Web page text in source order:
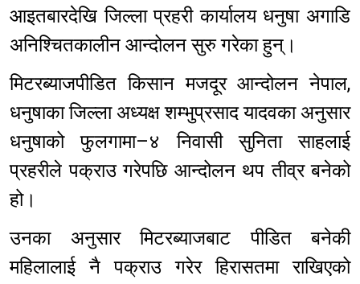
आइतबारदेखि जिल्ला प्रहरी कार्यालय धनुषा अगाडि
अनिश्चितकालीन आन्दोलन सुरु गरेका हुन्।
मिटरब्याजपीडित किसान मजदूर आन्दोलन नेपाल,
धनुषाका जिल्ला अध्यक्ष शम्भुप्रसाद यादवका अनुसार
धनुषाको फुलगामा–४ निवासी सुनिता साहलाई
प्रहरीले पक्राउ गरेपछि आन्दोलन थप तीव्र बनेको
हो।
उनका अनुसार मिटरब्याजबाट पीडित बनेकी
महिलालाई नै पक्राउ गरेर हिरासतमा राखिएको